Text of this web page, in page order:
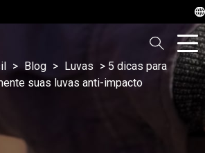
> Blog > Luvas > 5 dicas para
suas luvas anti-impacto